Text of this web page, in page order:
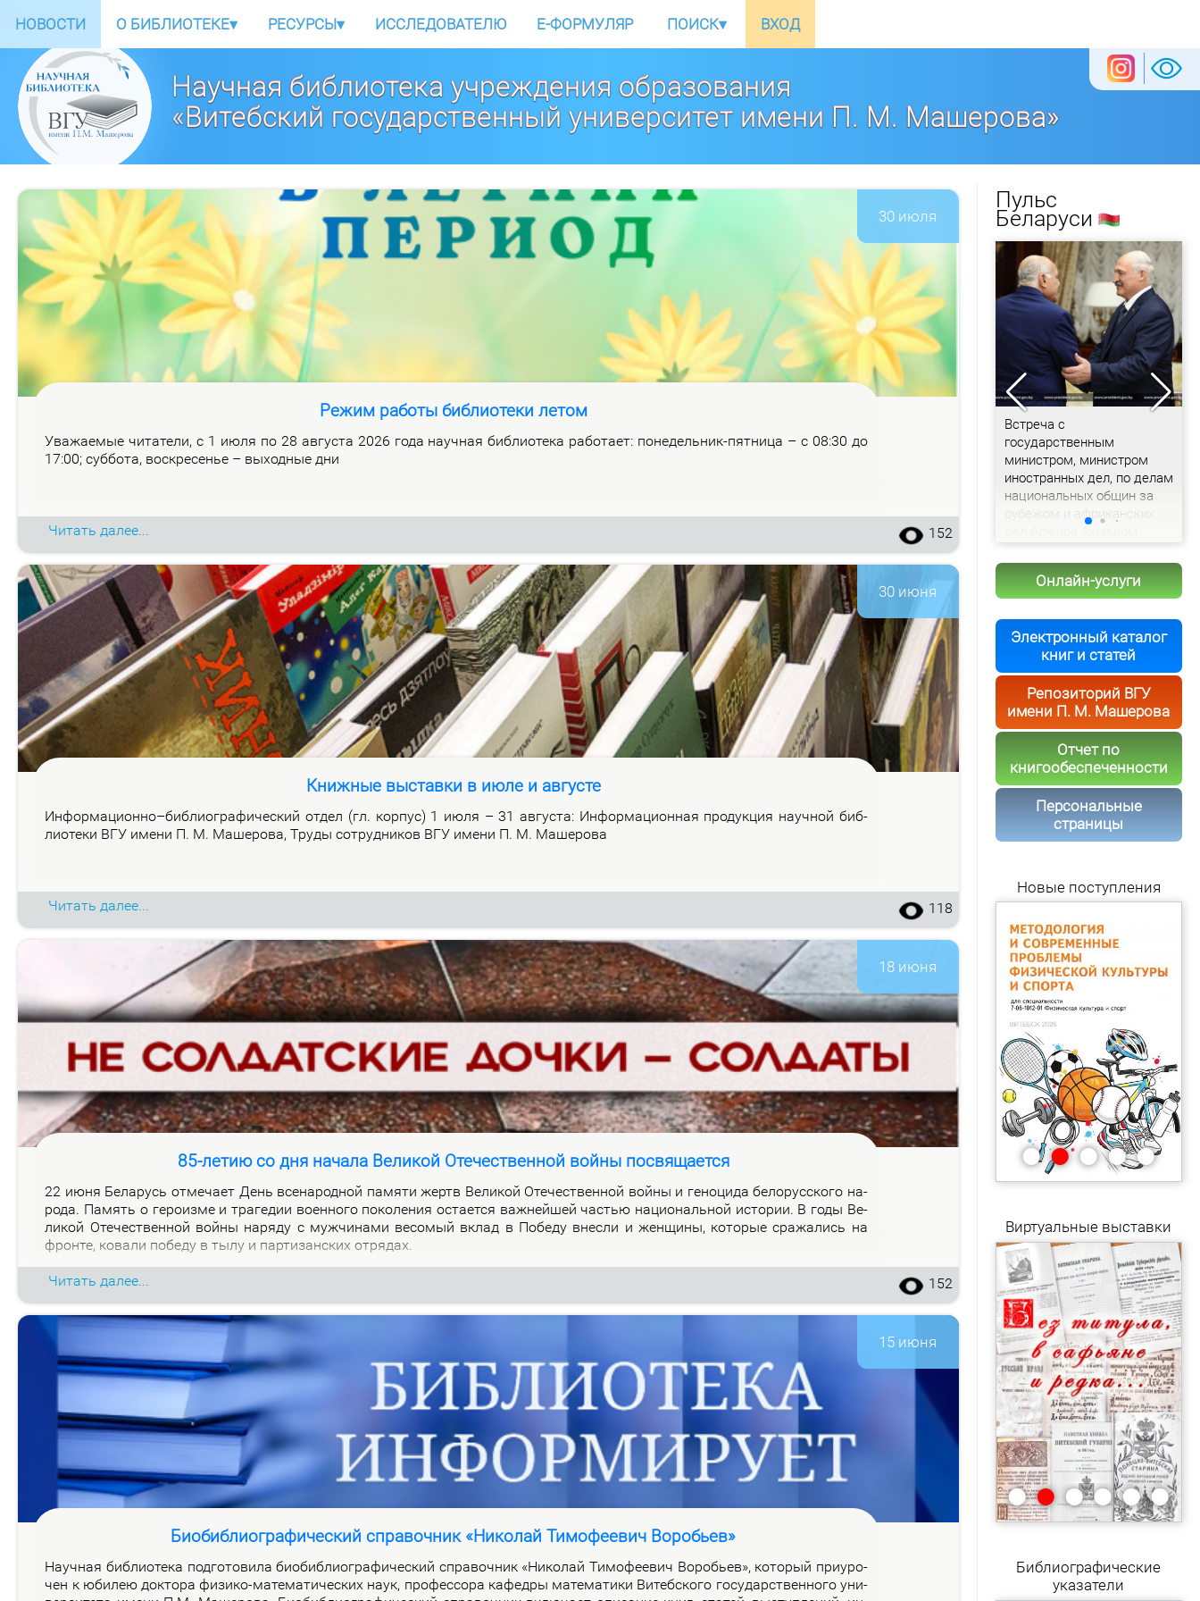
НОВОСТИ О БИБЛИОТЕКЕ▾ РЕСУРСЫ▾ ИССЛЕДОВАТЕЛЮ E-ФОРМУЛЯР ПОИСК▾ ВХОД
Научная библиотека учреждения образования
«Витебский государственный университет имени П. М. Машерова»
30 июля
Режим работы библиотеки летом
Ува­жа­е­мые чи­та­те­ли, с 1 июля по 28 ав­гу­ста 2026 го­да на­уч­ная биб­лио­те­ка ра­бо­та­ет: по­не­дель­ник-пят­ни­ца – с 08:30 до
17:00; суб­бо­та, вос­кре­се­нье – вы­ход­ные дни
Читать далее... 152
30 июня
Книжные выставки в июле и августе
Ин­фор­ма­ци­он­но–биб­лио­гра­фи­че­ский от­дел (гл. кор­пус) 1 июля – 31 ав­гу­ста: Ин­фор­ма­ци­он­ная про­дук­ция на­уч­ной биб­
лио­те­ки ВГУ име­ни П. М. Ма­ше­ро­ва, Тру­ды со­труд­ни­ков ВГУ име­ни П. М. Ма­ше­ро­ва
Читать далее... 118
18 июня
85-летию со дня начала Великой Отечественной войны посвящается
22 июня Бе­ла­русь от­ме­ча­ет День все­на­род­ной па­мя­ти жертв Ве­ли­кой Оте­че­ствен­ной вой­ны и ге­но­ци­да бе­ло­рус­ско­го на­
ро­да. Па­мять о ге­ро­из­ме и тра­ге­дии во­ен­но­го по­ко­ле­ния оста­ет­ся важ­ней­шей ча­стью на­цио­наль­ной ис­то­рии. В го­ды Ве­
ли­кой Оте­че­ствен­ной вой­ны на­ря­ду с муж­чи­на­ми ве­со­мый вклад в По­бе­ду внес­ли и жен­щи­ны, ко­то­рые сра­жа­лись на
фрон­те, ко­ва­ли по­бе­ду в ты­лу и пар­ти­зан­ских от­ря­дах.
Читать далее... 152
15 июня
Биобиблиографический справочник «Николай Тимофеевич Воробьев»
На­уч­ная биб­лио­те­ка под­го­то­ви­ла био­биб­лио­гра­фи­че­ский спра­воч­ник «Ни­ко­лай Ти­мо­фе­е­вич Во­ро­бьев», ко­то­рый при­уро­
чен к юби­лею док­то­ра физи­ко-ма­те­ма­ти­че­ских на­ук, про­фес­со­ра ка­фед­ры ма­те­ма­ти­ки Ви­теб­ско­го го­судар­ствен­но­го уни­
Пульс
Беларуси
Витебского облисполкома
Встреча с
государственным
министром, министром
иностранных дел, по делам
национальных общин за
рубежом и африканских
Онлайн-услуги
Электронный каталог
книг и статей
Репозиторий ВГУ
имени П. М. Машерова
Отчет по
книгообеспеченности
Персональные
страницы
Новые поступления
•••••
Виртуальные выставки
••••••
Библиографические
указатели